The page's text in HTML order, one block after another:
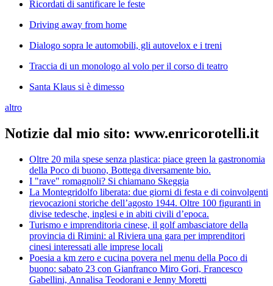
Ricordati di santificare le feste
Driving away from home
Dialogo sopra le automobili, gli autovelox e i treni
Traccia di un monologo al volo per il corso di teatro
Santa Klaus si è dimesso
altro
Notizie dal mio sito: www.enricorotelli.it
Oltre 20 mila spese senza plastica: piace green la gastronomia
della Poco di buono, Bottega diversamente bio.
I "rave" romagnoli? Si chiamano Skeggia
La Montegridolfo liberata: due giorni di festa e di coinvolgenti
rievocazioni storiche dell’agosto 1944. Oltre 100 figuranti in
divise tedesche, inglesi e in abiti civili d’epoca.
Turismo e imprenditoria cinese, il golf ambasciatore della
provincia di Rimini: al Riviera una gara per imprenditori
cinesi interessati alle imprese locali
Poesia a km zero e cucina povera nel menu della Poco di
buono: sabato 23 con Gianfranco Miro Gori, Francesco
Gabellini, Annalisa Teodorani e Jenny Moretti